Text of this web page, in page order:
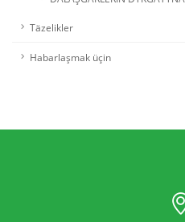
Täzelikler
Habarlaşmak üçin